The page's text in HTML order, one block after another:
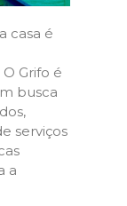
casa é
Grifo é
busca
serviços
a